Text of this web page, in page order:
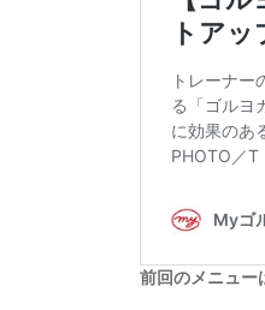
前回のメニュー